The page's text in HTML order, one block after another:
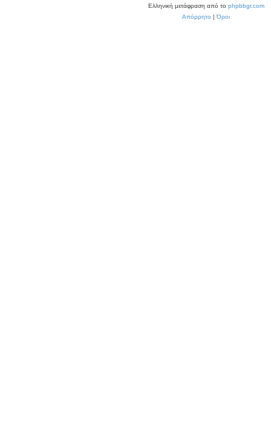
Ελληνική μετάφραση από το phpbbgr.com
Απόρρητο |Όροι